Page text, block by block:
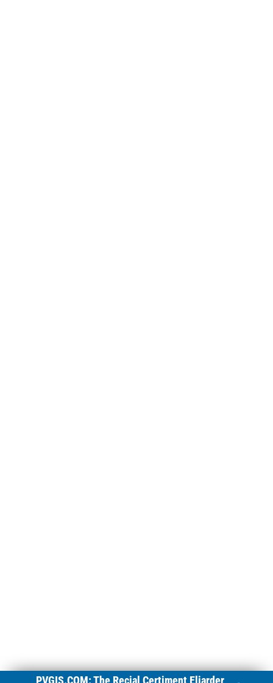
PVGIS.COM: The Recial Certiment Eliarder